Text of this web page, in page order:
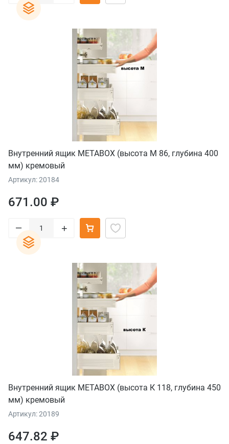
Внутренний ящик METABOX (высота М 86, глубина 400
мм) кремовый
Артикул: 20184
671.00 ₽
– +
Внутренний ящик METABOX (высота К 118, глубина 450
мм) кремовый
Артикул: 20189
647.82 ₽